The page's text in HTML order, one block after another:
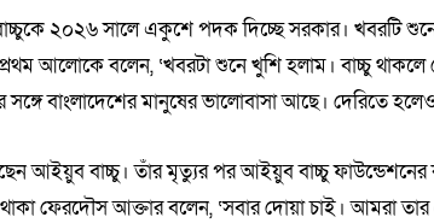
বাচ্চুকে ২০২৬ সালে একুশে পদক দিচ্ছে সরকার।
প্রথম আলোকে বলেন, ‘খবরটা শুনে খুশি হলাম। বাচ্চু
বাংলাদেশের মানুষের ভালোবাসা আছে। দেরিতে
আইয়ুব বাচ্চু। তাঁর মৃত্যুর পর আইয়ুব বাচ্চু
থাকা ফেরদৌস আক্তার বলেন, ‘সবার দোয়া চাই। আমরা